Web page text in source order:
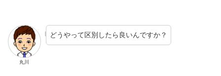
丸川
どうやって区別したら良いんですか？